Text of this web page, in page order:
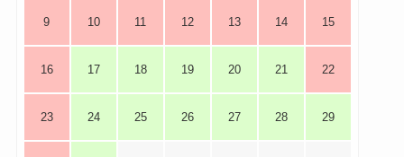
9 10 11 12 13 14 15
16 17 18 19 20 21 22
23 24 25 26 27 28 29